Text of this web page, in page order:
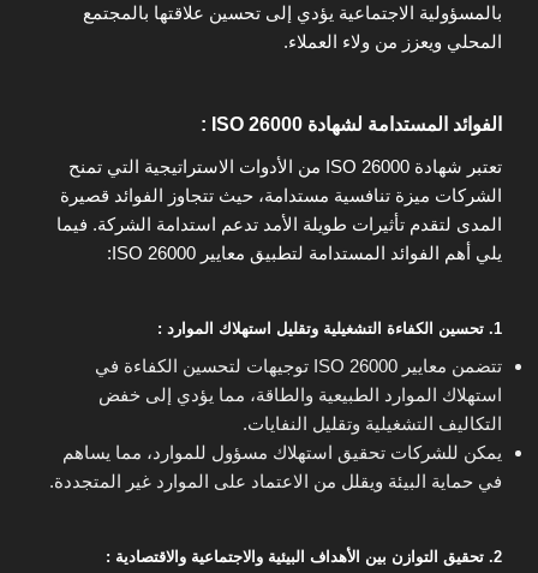
بالمسؤولية الاجتماعية يؤدي إلى تحسين علاقتها بالمجتمع
المحلي ويعزز من ولاء العملاء.
الفوائد المستدامة لشهادة ISO 26000 :
تعتبر شهادة ISO 26000 من الأدوات الاستراتيجية التي تمنح
الشركات ميزة تنافسية مستدامة، حيث تتجاوز الفوائد قصيرة
المدى لتقدم تأثيرات طويلة الأمد تدعم استدامة الشركة. فيما
يلي أهم الفوائد المستدامة لتطبيق معايير ISO 26000:
1. تحسين الكفاءة التشغيلية وتقليل استهلاك الموارد :
تتضمن معايير ISO 26000 توجيهات لتحسين الكفاءة في
استهلاك الموارد الطبيعية والطاقة، مما يؤدي إلى خفض
التكاليف التشغيلية وتقليل النفايات.
يمكن للشركات تحقيق استهلاك مسؤول للموارد، مما يساهم
في حماية البيئة ويقلل من الاعتماد على الموارد غير المتجددة.
2. تحقيق التوازن بين الأهداف البيئية والاجتماعية والاقتصادية :